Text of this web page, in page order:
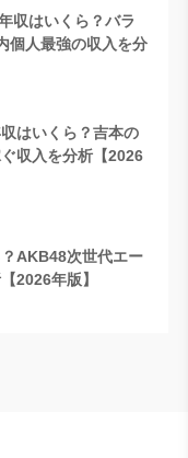
収はいくら？バラ
個人最強の収入を分
はいくら？吉本の
収入を分析【2026
AKB48次世代エー
2026年版】